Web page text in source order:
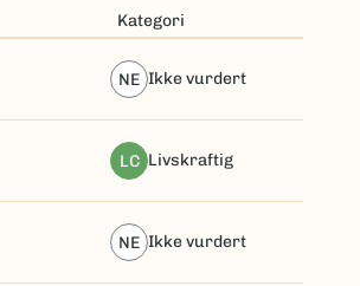
Kategori
NE ikke vurdert
LC livskraftig
NE ikke vurdert